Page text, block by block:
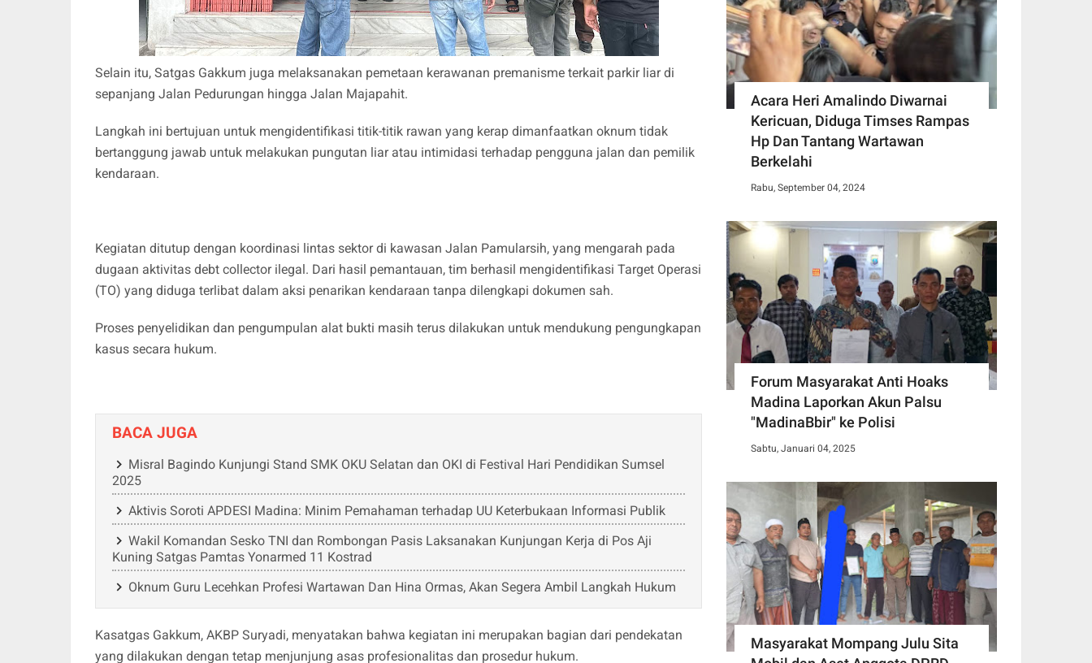
Selain itu, Satgas Gakkum juga melaksanakan pemetaan kerawanan premanisme terkait parkir liar di
sepanjang Jalan Pedurungan hingga Jalan Majapahit.
Langkah ini bertujuan untuk mengidentifikasi titik-titik rawan yang kerap dimanfaatkan oknum tidak
bertanggung jawab untuk melakukan pungutan liar atau intimidasi terhadap pengguna jalan dan pemilik
kendaraan.
Kegiatan ditutup dengan koordinasi lintas sektor di kawasan Jalan Pamularsih, yang mengarah pada
dugaan aktivitas debt collector ilegal. Dari hasil pemantauan, tim berhasil mengidentifikasi Target Operasi
(TO) yang diduga terlibat dalam aksi penarikan kendaraan tanpa dilengkapi dokumen sah.
Proses penyelidikan dan pengumpulan alat bukti masih terus dilakukan untuk mendukung pengungkapan
kasus secara hukum.
BACA JUGA
Misral Bagindo Kunjungi Stand SMK OKU Selatan dan OKI di Festival Hari Pendidikan Sumsel
2025
Aktivis Soroti APDESI Madina: Minim Pemahaman terhadap UU Keterbukaan Informasi Publik
Wakil Komandan Sesko TNI dan Rombongan Pasis Laksanakan Kunjungan Kerja di Pos Aji
Kuning Satgas Pamtas Yonarmed 11 Kostrad
Oknum Guru Lecehkan Profesi Wartawan Dan Hina Ormas, Akan Segera Ambil Langkah Hukum
Kasatgas Gakkum, AKBP Suryadi, menyatakan bahwa kegiatan ini merupakan bagian dari pendekatan
yang dilakukan dengan tetap menjunjung asas profesionalitas dan prosedur hukum.
Acara Heri Amalindo Diwarnai
Kericuan, Diduga Timses Rampas
Hp Dan Tantang Wartawan
Berkelahi
Rabu, September 04, 2024
Forum Masyarakat Anti Hoaks
Madina Laporkan Akun Palsu
"MadinaBbir" ke Polisi
Sabtu, Januari 04, 2025
Masyarakat Mompang Julu Sita